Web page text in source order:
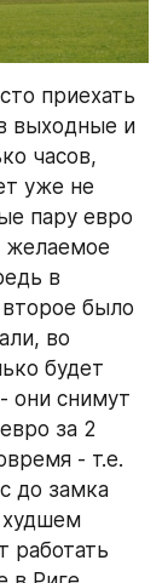
приехать
выходные и
часов,
уже не
пару евро
желаемое
в
было
во
будет
они снимут
за 2
- т.е.
до замка
худшем
работать